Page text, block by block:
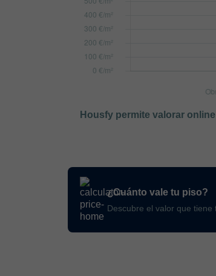
Housfy permite valorar
¿Cuánto vale tu piso?
Descubre el valor que tiene